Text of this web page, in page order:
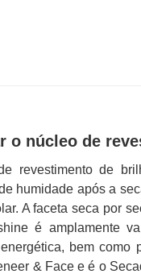
o núcleo de
revestimento de
humidade após a
A faceta seca por
é amplamente
bem como
& Face e é o